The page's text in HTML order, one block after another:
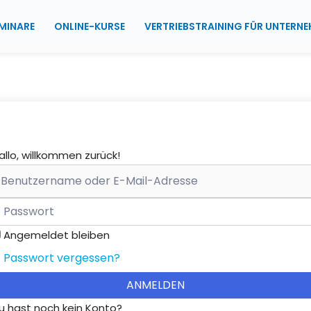
ONLINE-KURSE VERTRIEBSTRAINING FÜR
willkommen zurück!
Angemeldet bleiben
Passwort vergessen?
ANMELDEN
hast noch kein Konto?